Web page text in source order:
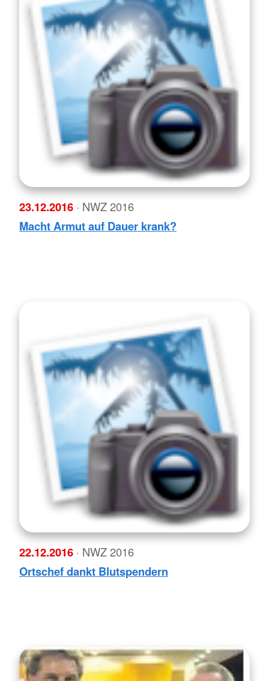
23.12.2016 · NWZ 2016
Macht Armut auf Dauer krank?
22.12.2016 · NWZ 2016
Ortschef dankt Blutspendern